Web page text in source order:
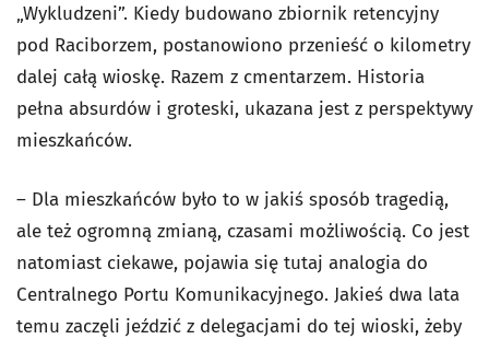
„Wykludzeni”. Kiedy budowano zbiornik retencyjny
pod Raciborzem, postanowiono przenieść o kilometry
dalej całą wioskę. Razem z cmentarzem. Historia
pełna absurdów i groteski, ukazana jest z perspektywy
mieszkańców.
– Dla mieszkańców było to w jakiś sposób tragedią,
ale też ogromną zmianą, czasami możliwością. Co jest
natomiast ciekawe, pojawia się tutaj analogia do
Centralnego Portu Komunikacyjnego. Jakieś dwa lata
temu zaczęli jeździć z delegacjami do tej wioski, żeby